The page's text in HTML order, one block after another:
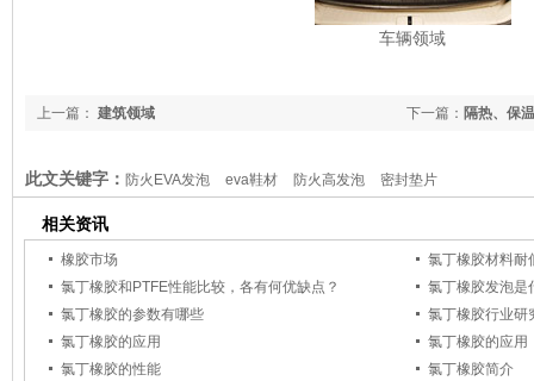
车辆领域
下一篇： 隔热、保温
上一篇： 建筑领域
此文关键字： 防火EVA发泡 eva鞋材 防火高发泡 密封垫片
相关资讯
橡胶市场
氯丁橡胶材料耐
氯丁橡胶和PTFE性能比较，各有何优缺点？
氯丁橡胶发泡是
氯丁橡胶的参数有哪些
氯丁橡胶行业研
氯丁橡胶的应用
氯丁橡胶的应用
氯丁橡胶的性能
氯丁橡胶简介